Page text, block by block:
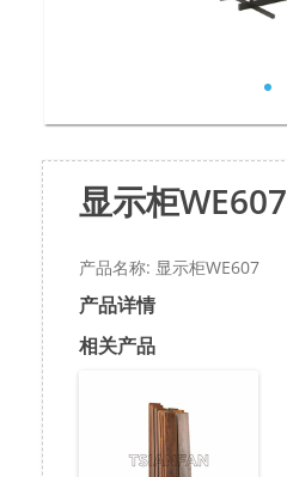
显示柜WE607
产品名称: 显示柜WE607
产品详情
相关产品